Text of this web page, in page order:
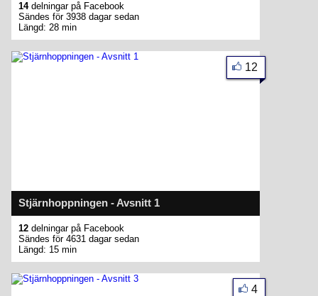
14delningar på Facebook
Sändes för 3938 dagar sedan
Längd: 28 min
Stjärnhoppningen - Avsnitt 1
12
12 delningar på Facebook
Sändes för 4631 dagar sedan
Längd: 15 min
4